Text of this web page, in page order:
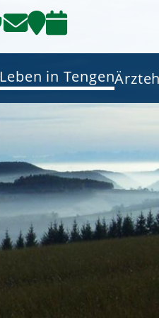
Leben in Tengen